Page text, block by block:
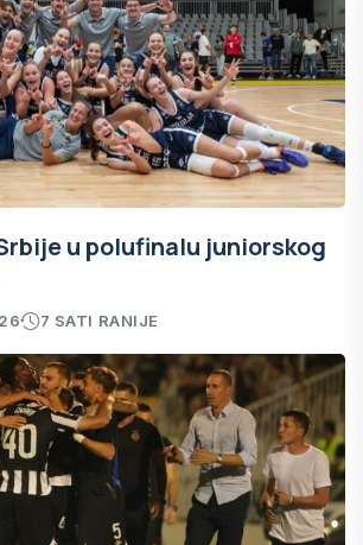
u polufinalu juniorskog
7 SATI RANIJE